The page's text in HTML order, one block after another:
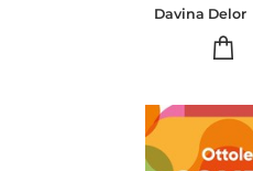
Davina Delor